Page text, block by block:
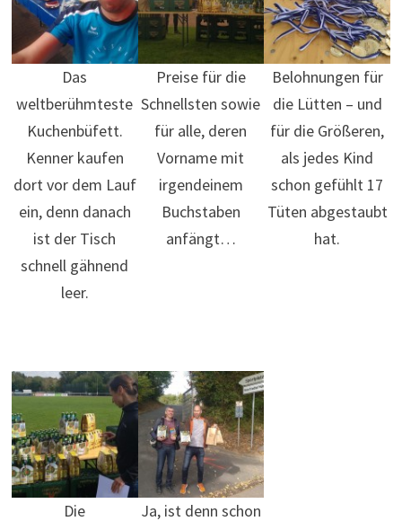
Das
weltberühmteste
Kuchenbüfett.
Kenner kaufen
dort vor dem Lauf
ein, denn danach
ist der Tisch
schnell gähnend
leer.
Preise für die
Schnellsten sowie
für alle, deren
Vorname mit
irgendeinem
Buchstaben
anfängt…
Belohnungen für
die Lütten – und
für die Größeren,
als jedes Kind
schon gefühlt 17
Tüten abgestaubt
hat.
Die
Ja, ist denn schon